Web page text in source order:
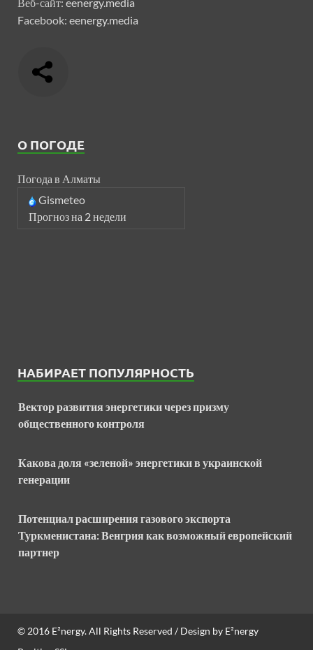
Facebook: eenergy.media
О ПОГОДЕ
Погода в Алматы
Gismeteo
Прогноз на 2 недели
НАБИРАЕТ ПОПУЛЯРНОСТЬ
Вектор развития энергетики через призму
общественного контроля
Какова доля «зеленой» энергетики в украинской
генерации
Потенциал расширения газового экспорта
Туркменистана: Венгрия как возможный европейский
партнер
© 2016 E²nergy. All Rights Reserved / Design by E²nergy